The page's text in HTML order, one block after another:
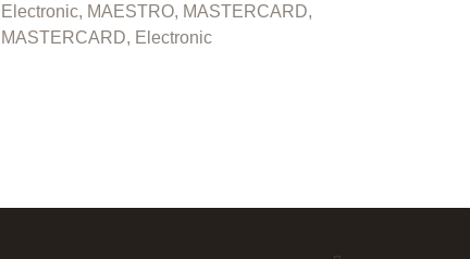
Electronic, MAESTRO, MASTERCARD,
MASTERCARD, Electronic